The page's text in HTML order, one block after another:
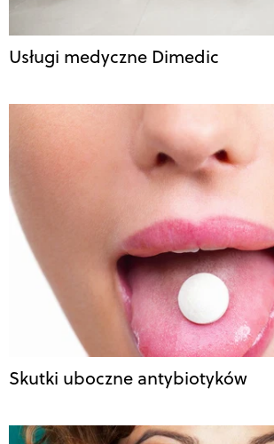
Usługi medyczne Dimedic
Skutki uboczne antybiotyków